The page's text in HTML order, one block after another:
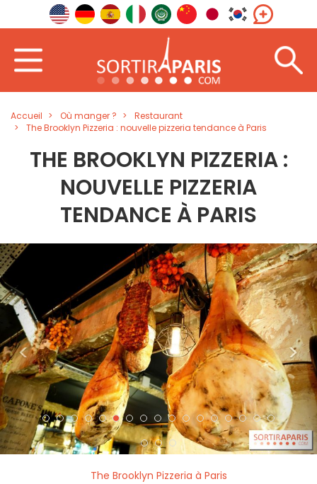
Accueil Où manger ?
Restaurant
The Brooklyn Pizzeria : nouvelle pizzeria tendance à Paris
THE BROOKLYN PIZZERIA :
NOUVELLE PIZZERIA
TENDANCE À PARIS
< >
The Brooklyn Pizzeria à Paris